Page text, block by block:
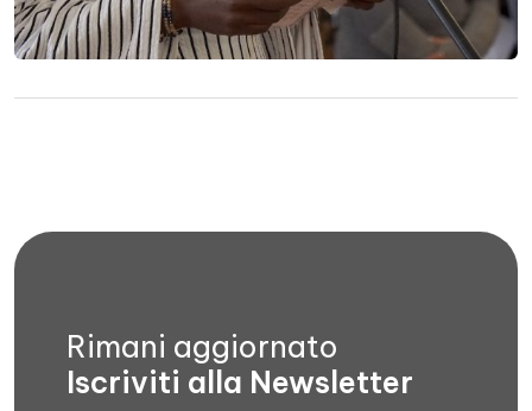
Rimani aggiornato
Iscriviti alla Newsletter